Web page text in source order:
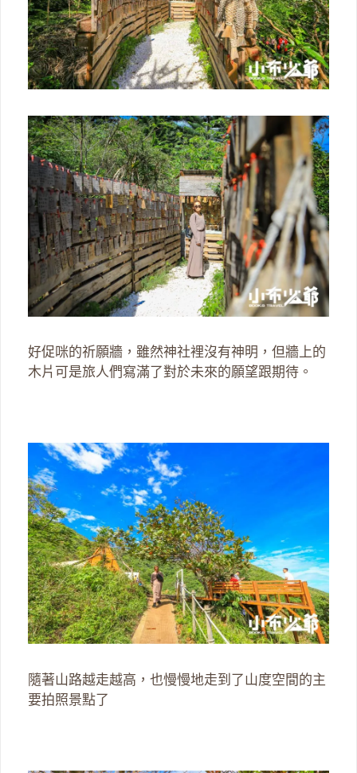
好促咪的祈願牆，雖然神社裡沒有神明，但牆上的
木片可是旅人們寫滿了對於未來的願望跟期待。
隨著山路越走越高，也慢慢地走到了山度空間的主
要拍照景點了